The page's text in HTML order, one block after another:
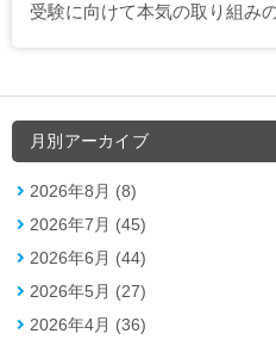
受験に向けて本気の取り組み
月別アーカイブ
2026年8月 (8)
2026年7月 (45)
2026年6月 (44)
2026年5月 (27)
2026年4月 (36)